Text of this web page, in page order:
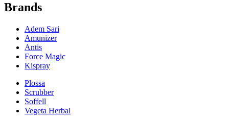
Brands
Adem Sari
Amunizer
Antis
Force Magic
Kispray
Plossa
Scrubber
Soffell
Vegeta Herbal